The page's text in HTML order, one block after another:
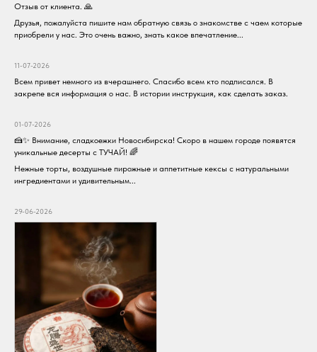
Отзыв от клиента. 🙏
Друзья, пожалуйста пишите нам обратную связь о знакомстве с чаем которые
приобрели у нас. Это очень важно, знать какое впечатление...
11-07-2026
Всем привет немного из вчерашнего. Спасибо всем кто подписался. В
закрепе вся информация о нас. В истории инструкция, как сделать заказ.
01-07-2026
🍰✨ Внимание, сладкоежки Новосибирска! Скоро в нашем городе появятся
уникальные десерты с ТУЧАЙ! 🌈
Нежные торты, воздушные пирожные и аппетитные кексы с натуральными
ингредиентами и удивительным...
29-06-2026